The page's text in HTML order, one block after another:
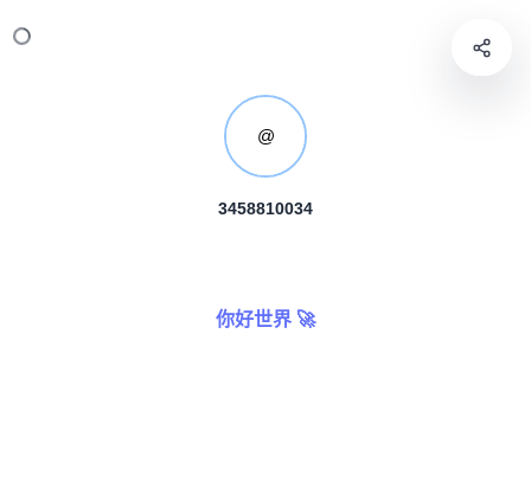
@
3458810034
你好世界 🚀